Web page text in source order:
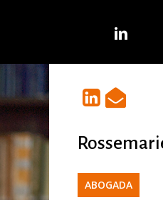
LINKEDIN
ABOGADA